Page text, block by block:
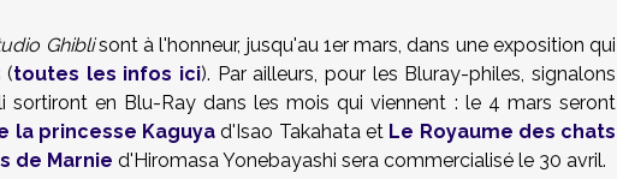
Ghiblisont à l'honneur, jusqu'au 1er mars, dans une exposition qui
(toutes les infos ici). Par ailleurs, pour les Bluray-philes, signalons
sortiront en Blu-Ray dans les mois qui viennent : le 4 mars seront
la princesse Kaguya d'Isao Takahata et Le Royaume des chats
de Marnie d'Hiromasa Yonebayashi sera commercialisé le 30 avril.